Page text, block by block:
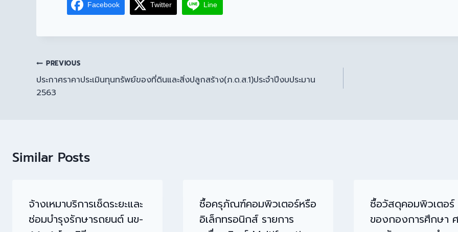
Facebook Twitter Line
PREVIOUS
ประกาศราคาประเมินทุนทรัพย์ของที่ดินและสิ่งปลูกสร้าง(ภ.ด.ส.1)ประจำปีงบประมาน
2563
Similar Posts
จ้างเหมาบริการเช็ดระยะและ
ซ่อมบำรุงรักษารถยนต์ นข-
ซื้อครุภัณฑ์คอมพิวเตอร์หรือ
อิเล็กทรอนิกส์ รายการ
ซื้อวัสดุคอมพิวเตอร์
ของกองการศึกษา